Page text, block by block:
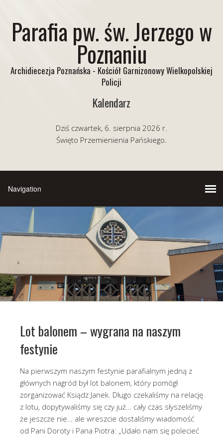
Parafia pw. św. Jerzego w
Poznaniu
Archidiecezja Poznańska - Kościół Garnizonowy Wielkopolskiej
Policji
Kalendarz
Dziś czwartek, 6. sierpnia 2026 r.
Święto Przemienienia Pańskiego.
Lot balonem – wygrana na naszym
festynie
Na pierwszym naszym festynie parafialnym jedną z
głównych nagród był lot balonem, który pomógł
zorganizować Ksiądz Janek. Długo czekaliśmy na relację
z lotu, dopytywaliśmy się czy już… cały czas słyszeliśmy
że jeszcze nie… ale wreszcie dostaliśmy wiadomość
od Pani Doroty i Pana Piotra: „Udało nam się polecieć